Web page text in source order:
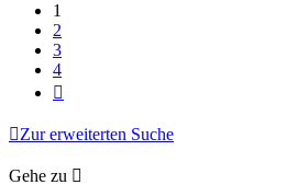
1
2
3
4
Zur erweiterten Suche
Gehe zu